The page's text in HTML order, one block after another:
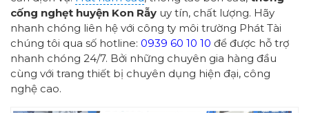
cống nghẹt huyện Kon Rẫy uy tín, chất lượng. Hãy
nhanh chóng liên hệ với công ty môi trường Phát Tài
chúng tôi qua số hotline: 0939 60 10 10 để được hỗ trợ
nhanh chóng 24/7. Bởi những chuyên gia hàng đầu
cùng với trang thiết bị chuyên dụng hiện đại, công
nghệ cao.